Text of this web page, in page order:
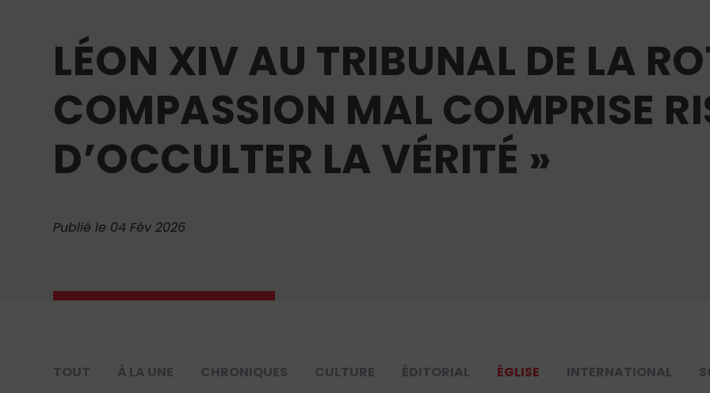
LÉON XIV AU TRIBUNAL DE LA
COMPASSION MAL COMPRISE
D’OCCULTER LA VÉRITÉ »
Publié le 04 Fév 2026
TOUT À LA UNE CHRONIQUES CULTURE ÉDITORIAL ÉGLISE INTERNATIONAL